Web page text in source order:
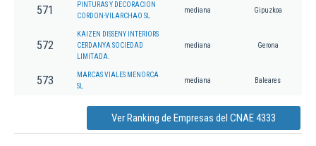
571
PINTURAS Y DECORACION
CORDON-VILARCHAO SL
mediana Gipuzkoa
572
KAIZEN DISSENY INTERIORS
CERDANYA SOCIEDAD
LIMITADA.
mediana Gerona
573
MARCAS VIALES MENORCA
SL
mediana Baleares
Ver Ranking de Empresas del CNAE 4333